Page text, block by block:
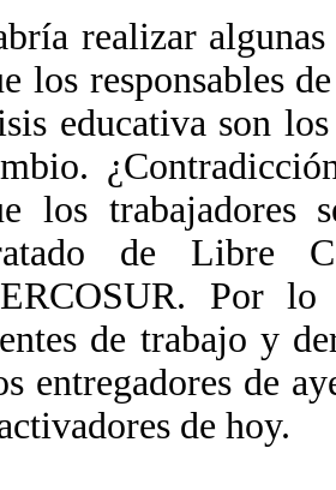
realizar
los responsables
educativa son
los trabajadores
de Libre
Por lo
de trabajo y
entregadores de
de hoy.